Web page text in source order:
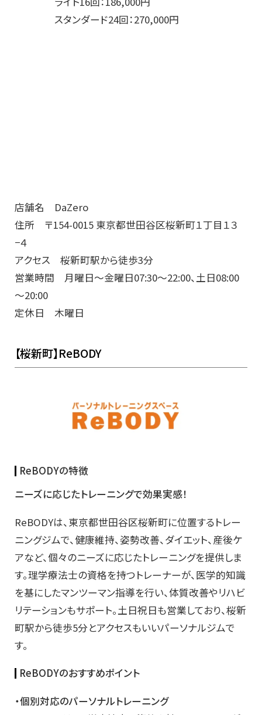
スタンダード24回：270,000円
店舗名 DaZero
住所 〒154-0015 東京都世田谷区桜新町１丁目１３
−４
アクセス 桜新町駅から徒歩3分
営業時間 月曜日～金曜日07:30～22:00、土日08:00
～20:00
定休日 木曜日
【桜新町】ReBODY
ReBODYの特徴
ニーズに応じたトレーニングで効果実感！
ReBODYは、東京都世田谷区桜新町に位置するトレー
ニングジムで、健康維持、姿勢改善、ダイエット、産後ケ
アなど、個々のニーズに応じたトレーニングを提供しま
す。理学療法士の資格を持つトレーナーが、医学的知識
を基にしたマンツーマン指導を行い、体質改善やリハビ
リテーションもサポート。土日祝日も営業しており、桜新
町駅から徒歩5分とアクセスもいいパーソナルジムで
す。
ReBODYのおすすめポイント
・個別対応のパーソナルトレーニング